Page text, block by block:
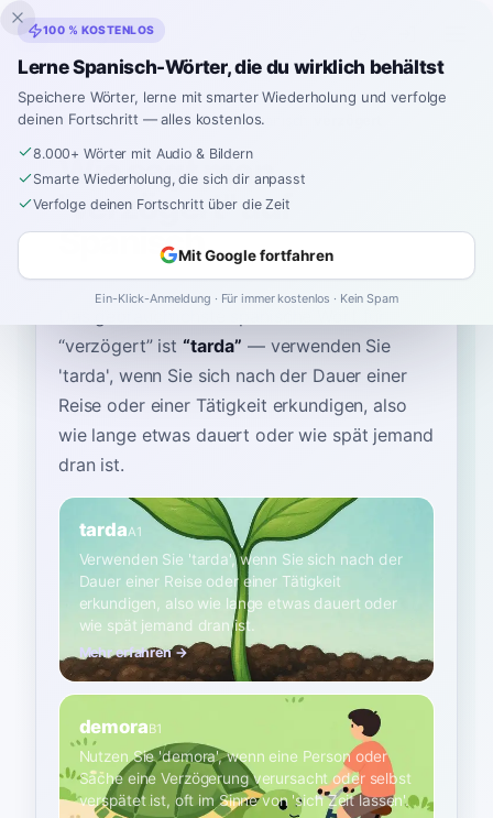
Inklingo
Startseite›Spanisch›German → Spanisch
Wie sagt man
"verzögert" auf
Spanisch
“verzögert” ist “tarda” — verwenden Sie
'tarda', wenn Sie sich nach der Dauer einer
Reise oder einer Tätigkeit erkundigen, also
wie lange etwas dauert oder wie spät jemand
dran ist.
tardaA1
Verwenden Sie 'tarda', wenn Sie sich nach der
Dauer einer Reise oder einer Tätigkeit
erkundigen, also wie lange etwas dauert oder
wie spät jemand dran ist.
Mehr erfahren →
demoraB1
Nutzen Sie 'demora', wenn eine Person oder
Sache eine Verzögerung verursacht oder selbst
verspätet ist, oft im Sinne von 'sich Zeit lassen'.
100 % KOSTENLOS
Lerne Spanisch-Wörter, die du wirklich behältst
Speichere Wörter, lerne mit smarter Wiederholung und verfolge
deinen Fortschritt — alles kostenlos.
8.000+ Wörter mit Audio & Bildern
Smarte Wiederholung, die sich dir anpasst
Verfolge deinen Fortschritt über die Zeit
Mit Google fortfahren
Ein-Klick-Anmeldung · Für immer kostenlos · Kein Spam